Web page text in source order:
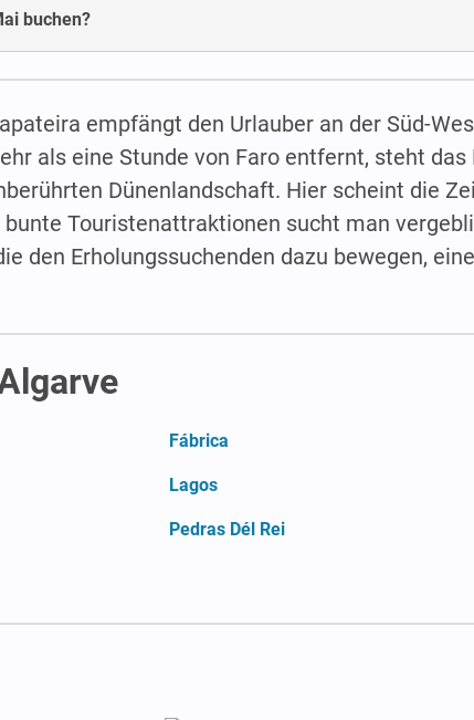
buchen?
empfängt den Urlauber an der Süd-
als eine Stunde von Faro entfernt, steht das
Dünenlandschaft. Hier scheint die
Touristenattraktionen sucht man
den Erholungssuchenden dazu bewegen, eine
Fábrica
Lagos
Pedras Dél Rei